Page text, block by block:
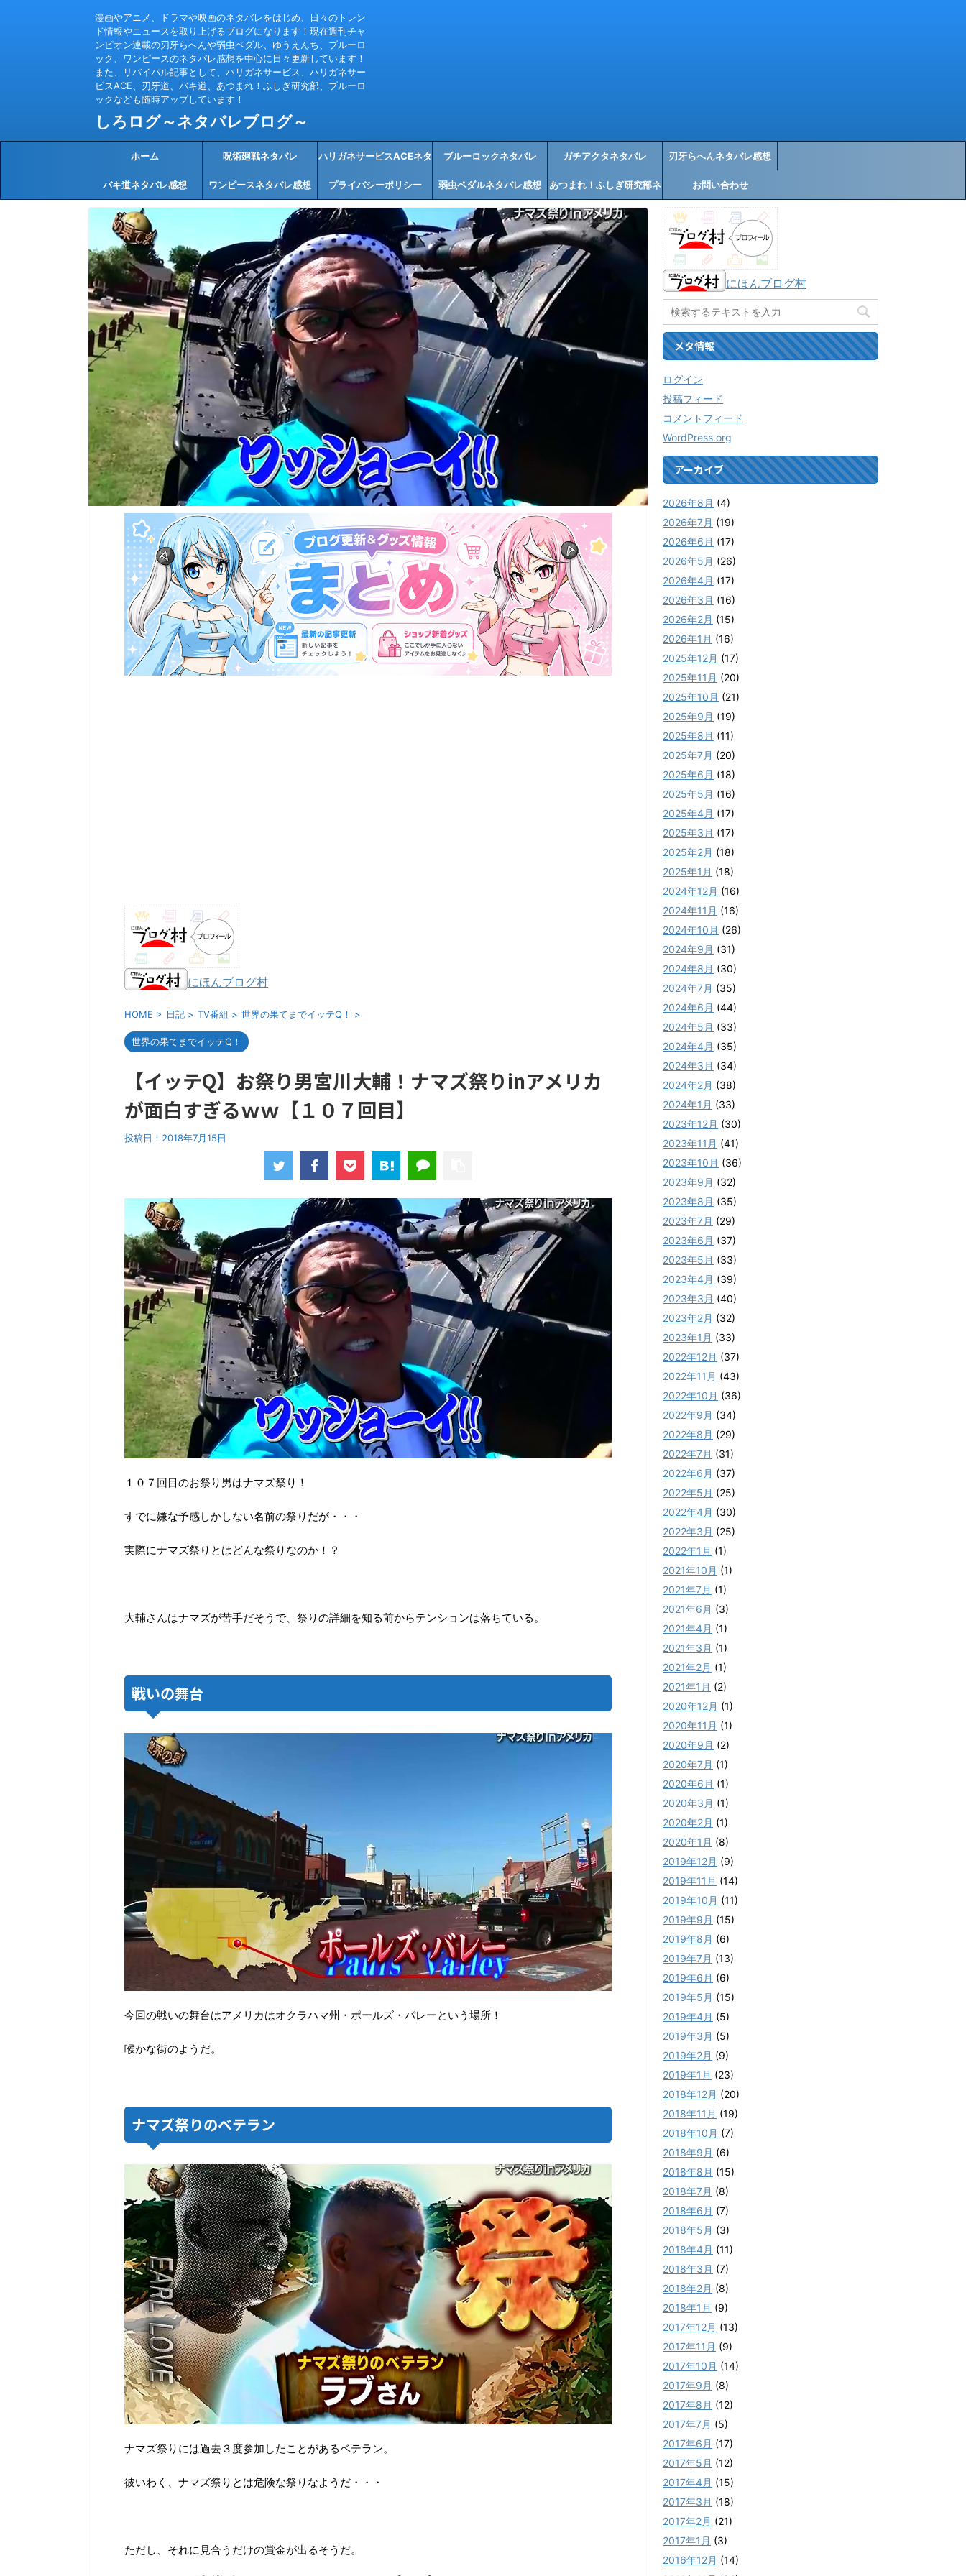
漫画やアニメ、ドラマや映画のネタバレをはじめ、日々のトレン
ド情報やニュースを取り上げるブログになります！現在週刊チャ
ンピオン連載の刃牙らへんや弱虫ペダル、ゆうえんち、ブルーロ
ック、ワンピースのネタバレ感想を中心に日々更新しています！
また、リバイバル記事として、ハリガネサービス、ハリガネサー
ビスACE、刃牙道、バキ道、あつまれ！ふしぎ研究部、ブルーロ
ックなども随時アップしています！
しろログ～ネタバレブログ～
ホーム 呪術廻戦ネタバレ ハリガネサービスACEネタ
バレ感想
ブルーロックネタバレ ガチアクタネタバレ 刃牙らへんネタバレ感想
バキ道ネタバレ感想 ワンピースネタバレ感想 プライバシーポリシー 弱虫ペダルネタバレ感想 あつまれ！ふしぎ研究部ネ
タバレ感想
お問い合わせ
にほんブログ村
HOME > 日記 > TV番組 > 世界の果てまでイッテQ！ >
世界の果てまでイッテQ！
【イッテQ】お祭り男宮川大輔！ナマズ祭りinアメリカ
が面白すぎるｗｗ【１０７回目】
投稿日： 2018年7月15日
１０７回目のお祭り男はナマズ祭り！
すでに嫌な予感しかしない名前の祭りだが・・・
実際にナマズ祭りとはどんな祭りなのか！？
大輔さんはナマズが苦手だそうで、祭りの詳細を知る前からテンションは落ちている。
戦いの舞台
今回の戦いの舞台はアメリカはオクラハマ州・ポールズ・バレーという場所！
喉かな街のようだ。
ナマズ祭りのベテラン
ナマズ祭りには過去３度参加したことがあるベテラン。
彼いわく、ナマズ祭りとは危険な祭りなようだ・・・
ただし、それに見合うだけの賞金が出るそうだ。
にほんブログ村
メタ情報
ログイン
投稿フィード
コメントフィード
WordPress.org
アーカイブ
2026年8月 (4)
2026年7月 (19)
2026年6月 (17)
2026年5月 (26)
2026年4月 (17)
2026年3月 (16)
2026年2月 (15)
2026年1月 (16)
2025年12月 (17)
2025年11月 (20)
2025年10月 (21)
2025年9月 (19)
2025年8月 (11)
2025年7月 (20)
2025年6月 (18)
2025年5月 (16)
2025年4月 (17)
2025年3月 (17)
2025年2月 (18)
2025年1月 (18)
2024年12月 (16)
2024年11月 (16)
2024年10月 (26)
2024年9月 (31)
2024年8月 (30)
2024年7月 (35)
2024年6月 (44)
2024年5月 (33)
2024年4月 (35)
2024年3月 (34)
2024年2月 (38)
2024年1月 (33)
2023年12月 (30)
2023年11月 (41)
2023年10月 (36)
2023年9月 (32)
2023年8月 (35)
2023年7月 (29)
2023年6月 (37)
2023年5月 (33)
2023年4月 (39)
2023年3月 (40)
2023年2月 (32)
2023年1月 (33)
2022年12月 (37)
2022年11月 (43)
2022年10月 (36)
2022年9月 (34)
2022年8月 (29)
2022年7月 (31)
2022年6月 (37)
2022年5月 (25)
2022年4月 (30)
2022年3月 (25)
2022年1月 (1)
2021年10月 (1)
2021年7月 (1)
2021年6月 (3)
2021年4月 (1)
2021年3月 (1)
2021年2月 (1)
2021年1月 (2)
2020年12月 (1)
2020年11月 (1)
2020年9月 (2)
2020年7月 (1)
2020年6月 (1)
2020年3月 (1)
2020年2月 (1)
2020年1月 (8)
2019年12月 (9)
2019年11月 (14)
2019年10月 (11)
2019年9月 (15)
2019年8月 (6)
2019年7月 (13)
2019年6月 (6)
2019年5月 (15)
2019年4月 (5)
2019年3月 (5)
2019年2月 (9)
2019年1月 (23)
2018年12月 (20)
2018年11月 (19)
2018年10月 (7)
2018年9月 (6)
2018年8月 (15)
2018年7月 (8)
2018年6月 (7)
2018年5月 (3)
2018年4月 (11)
2018年3月 (7)
2018年2月 (8)
2018年1月 (9)
2017年12月 (13)
2017年11月 (9)
2017年10月 (14)
2017年9月 (8)
2017年8月 (12)
2017年7月 (5)
2017年6月 (17)
2017年5月 (12)
2017年4月 (15)
2017年3月 (18)
2017年2月 (21)
2017年1月 (3)
2016年12月 (14)